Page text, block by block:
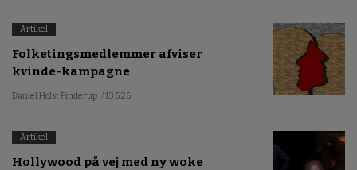
Artikel
Folketingsmedlemmer afviser
kvinde-kampagne
Daniel Holst Pinderup / 13.5.26
Artikel
Hollywood på vej med ny woke